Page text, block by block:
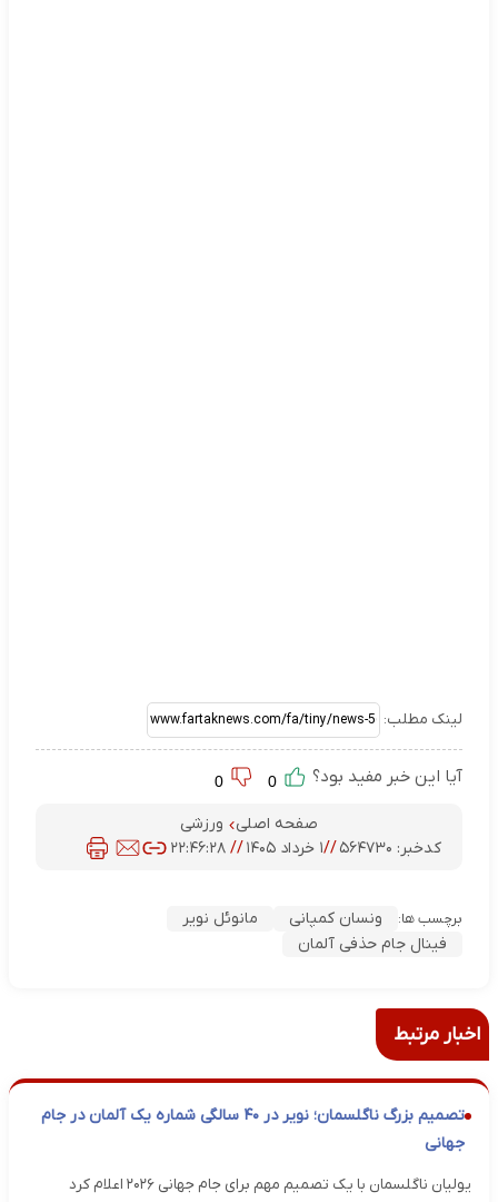
لینک مطلب:
آیا این خبر مفید بود؟
صفحه اصلی
ورزشی
کدخبر: ۵۶۴۷۳۰ //۱ خرداد ۱۴۰۵ // ۲۲:۴۶:۲۸
برچسب ها: ونسان کمپانی
مانوئل نویر
فینال جام حذفی آلمان
اخبار مرتبط
تصمیم بزرگ ناگلسمان؛ نویر در ۴۰ سالگی شماره یک آلمان در جام
جهانی
یولیان ناگلسمان با یک تصمیم مهم برای جام جهانی ۲۰۲۶ اعلام کرد